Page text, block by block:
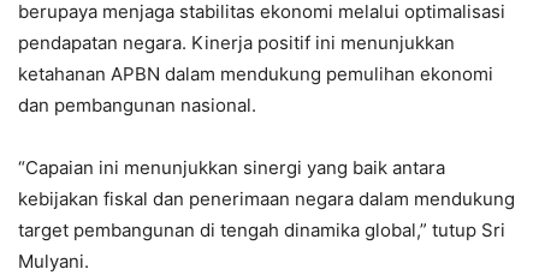
berupaya menjaga stabilitas ekonomi melalui optimalisasi
pendapatan negara. Kinerja positif ini menunjukkan
ketahanan APBN dalam mendukung pemulihan ekonomi
dan pembangunan nasional.
“Capaian ini menunjukkan sinergi yang baik antara
kebijakan fiskal dan penerimaan negara dalam mendukung
target pembangunan di tengah dinamika global,” tutup Sri
Mulyani.